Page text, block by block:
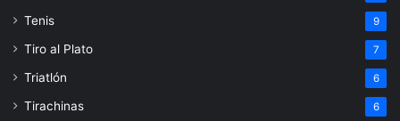
Tenis 9
Tiro al Plato 7
Triatlón 6
Tirachinas 6